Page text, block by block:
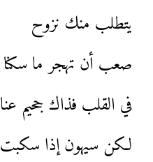
يتطلب منك نزوح
صعب أن تهجر ما سكنا
في القلب فذاك جحيم عنا
لكن سيهون إذا سكبت